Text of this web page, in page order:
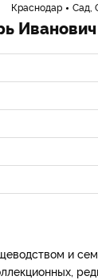
Краснодар Сад,
и